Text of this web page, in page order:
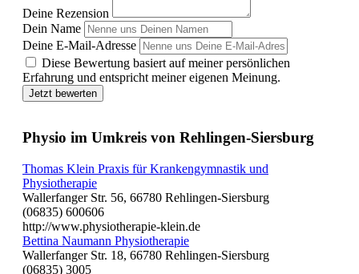
Deine Rezension
Dein Name
Deine E-Mail-Adresse
Diese Bewertung basiert auf meiner persönlichen
Erfahrung und entspricht meiner eigenen Meinung.
Jetzt bewerten
Physio im Umkreis von Rehlingen-Siersburg
Thomas Klein Praxis für Krankengymnastik und
Physiotherapie
Wallerfanger Str. 56, 66780 Rehlingen-Siersburg
(06835) 600606
http://www.physiotherapie-klein.de
Bettina Naumann Physiotherapie
Wallerfanger Str. 18, 66780 Rehlingen-Siersburg
(06835) 3005